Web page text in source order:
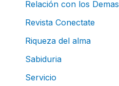
Relación con los Demas
Revista Conectate
Riqueza del alma
Sabiduria
Servicio